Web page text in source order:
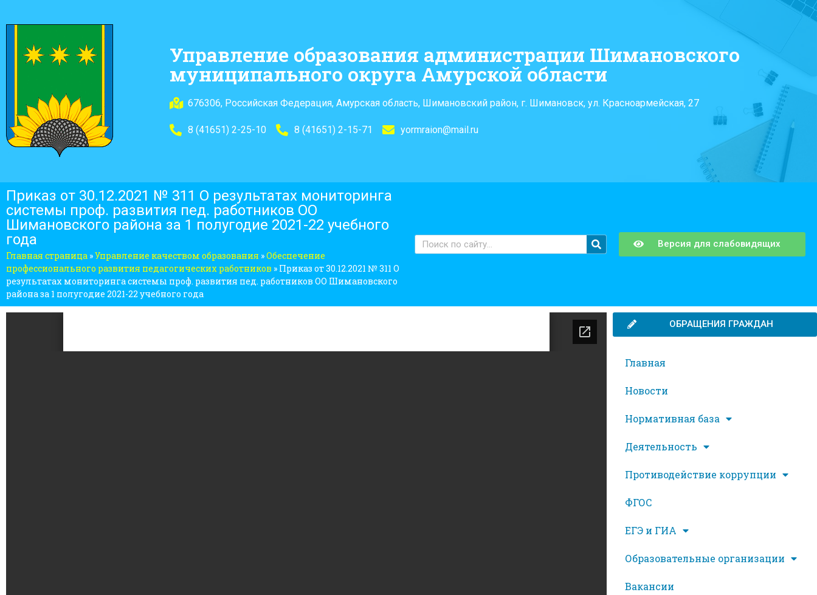
Управление образования администрации Шимановского
муниципального округа Амурской области
676306, Российская Федерация, Амурская область, Шимановский район, г. Шимановск, ул. Красноармейская, 27
8 (41651) 2-25-10 8 (41651) 2-15-71 yormraion@mail.ru
Приказ от 30.12.2021 № 311 О результатах мониторинга
системы проф. развития пед. работников ОО
Шимановского района за 1 полугодие 2021-22 учебного
года
Главная страница »Управление качеством образования »Обеспечение
профессионального развития педагогических работников » Приказ от 30.12.2021 № 311 О
результатах мониторинга системы проф. развития пед. работников ОО Шимановского
района за 1 полугодие 2021-22 учебного года
Версия для слабовидящих
ОБРАЩЕНИЯ ГРАЖДАН
Главная
Новости
Нормативная база
Деятельность
Противодействие коррупции
ФГОС
ЕГЭ и ГИА
Образовательные организации
Вакансии